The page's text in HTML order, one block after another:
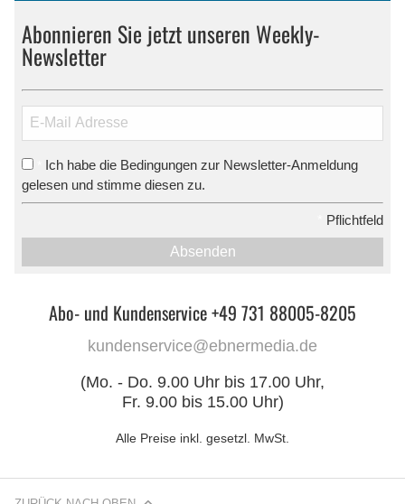
Abonnieren Sie jetzt unseren Weekly-
Newsletter
Ich habe die Bedingungen zur Newsletter-Anmeldung
gelesen und stimme diesen zu.
Pflichtfeld
Absenden
Abo- und Kundenservice +49 731 88005-8205
kundenservice@ebnermedia.de
(Mo. - Do. 9.00 Uhr bis 17.00 Uhr,
Fr. 9.00 bis 15.00 Uhr)
Alle Preise inkl. gesetzl. MwSt.